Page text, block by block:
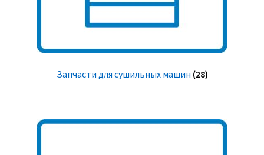
Запчасти для сушильных машин (28)